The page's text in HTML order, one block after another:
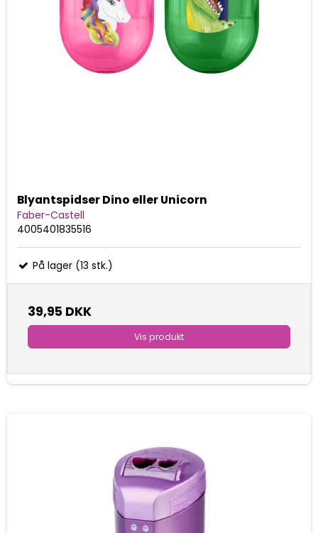
Blyantspidser Dino eller Unicorn
Faber-Castell
4005401835516
På lager (13 stk.)
39,95 DKK
Vis produkt